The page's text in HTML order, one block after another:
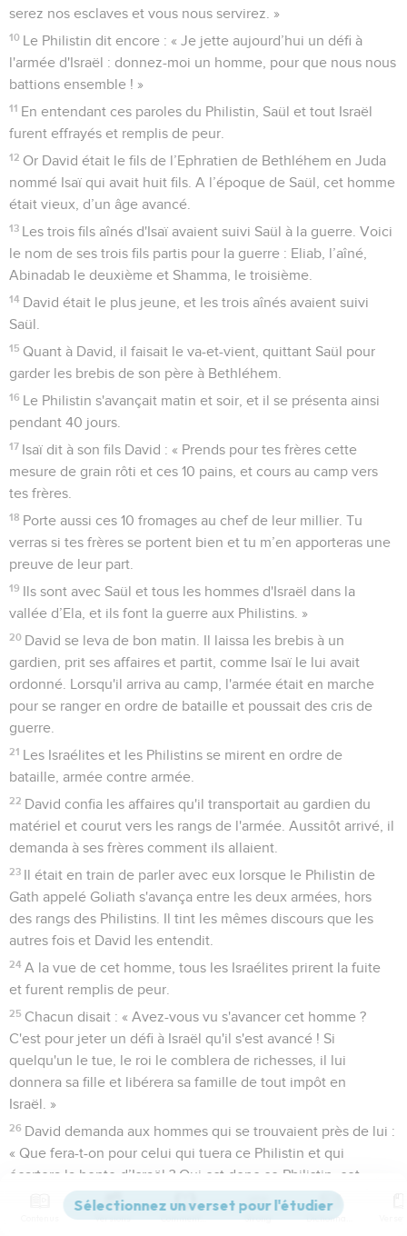
serez nos esclaves et vous nous servirez. »
10 Le Philistin dit encore : « Je jette aujourd’hui un défi à
l'armée d'Israël : donnez-moi un homme, pour que nous nous
battions ensemble ! »
11 En entendant ces paroles du Philistin, Saül et tout Israël
furent effrayés et remplis de peur.
12 Or David était le fils de l’Ephratien de Bethléhem en Juda
nommé Isaï qui avait huit fils. A l’époque de Saül, cet homme
était vieux, d’un âge avancé.
13 Les trois fils aînés d'Isaï avaient suivi Saül à la guerre. Voici
le nom de ses trois fils partis pour la guerre : Eliab, l’aîné,
Abinadab le deuxième et Shamma, le troisième.
14 David était le plus jeune, et les trois aînés avaient suivi
Saül.
15 Quant à David, il faisait le va-et-vient, quittant Saül pour
garder les brebis de son père à Bethléhem.
16 Le Philistin s'avançait matin et soir, et il se présenta ainsi
pendant 40 jours.
17 Isaï dit à son fils David : « Prends pour tes frères cette
mesure de grain rôti et ces 10 pains, et cours au camp vers
tes frères.
18 Porte aussi ces 10 fromages au chef de leur millier. Tu
verras si tes frères se portent bien et tu m’en apporteras une
preuve de leur part.
19 Ils sont avec Saül et tous les hommes d'Israël dans la
vallée d’Ela, et ils font la guerre aux Philistins. »
20 David se leva de bon matin. Il laissa les brebis à un
gardien, prit ses affaires et partit, comme Isaï le lui avait
ordonné. Lorsqu'il arriva au camp, l'armée était en marche
pour se ranger en ordre de bataille et poussait des cris de
guerre.
21 Les Israélites et les Philistins se mirent en ordre de
bataille, armée contre armée.
22 David confia les affaires qu'il transportait au gardien du
matériel et courut vers les rangs de l'armée. Aussitôt arrivé, il
demanda à ses frères comment ils allaient.
23 Il était en train de parler avec eux lorsque le Philistin de
Gath appelé Goliath s'avança entre les deux armées, hors
des rangs des Philistins. Il tint les mêmes discours que les
autres fois et David les entendit.
24 A la vue de cet homme, tous les Israélites prirent la fuite
et furent remplis de peur.
25 Chacun disait : « Avez-vous vu s'avancer cet homme ?
C'est pour jeter un défi à Israël qu'il s'est avancé ! Si
quelqu'un le tue, le roi le comblera de richesses, il lui
donnera sa fille et libérera sa famille de tout impôt en
Israël. »
26 David demanda aux hommes qui se trouvaient près de lui :
« Que fera-t-on pour celui qui tuera ce Philistin et qui
écartera la honte d’Israël ? Qui est donc ce Philistin, cet
incirconcis, pour insulter l'armée du Dieu vivant ? »
Le peuple répéta les mêmes choses en précisant : « Voilà
Versions Commentaires Strong